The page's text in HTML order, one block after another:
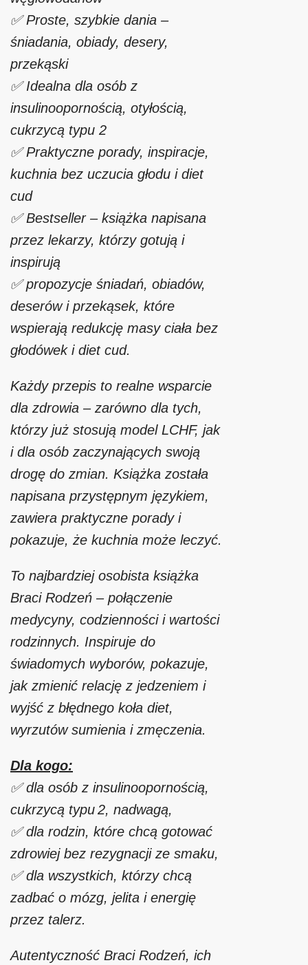
✅ Proste, szybkie dania –
śniadania, obiady, desery,
przekąski
✅ Idealna dla osób z
insulinoopornością, otyłością,
cukrzycą typu 2
✅ Praktyczne porady, inspiracje,
kuchnia bez uczucia głodu i diet
cud
✅ Bestseller – książka napisana
przez lekarzy, którzy gotują i
inspirują
✅ propozycje śniadań, obiadów,
deserów i przekąsek, które
wspierają redukcję masy ciała bez
głodówek i diet cud.
Każdy przepis to realne wsparcie
dla zdrowia – zarówno dla tych,
którzy już stosują model LCHF, jak
i dla osób zaczynających swoją
drogę do zmian. Książka została
napisana przystępnym językiem,
zawiera praktyczne porady i
pokazuje, że kuchnia może leczyć.
To najbardziej osobista książka
Braci Rodzeń – połączenie
medycyny, codzienności i wartości
rodzinnych. Inspiruje do
świadomych wyborów, pokazuje,
jak zmienić relację z jedzeniem i
wyjść z błędnego koła diet,
wyrzutów sumienia i zmęczenia.
Dla kogo:
✅ dla osób z insulinoopornością,
cukrzycą typu 2, nadwagą,
✅ dla rodzin, które chcą gotować
zdrowiej bez rezygnacji ze smaku,
✅ dla wszystkich, którzy chcą
zadbać o mózg, jelita i energię
przez talerz.
Autentyczność Braci Rodzeń, ich